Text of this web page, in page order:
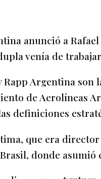
anunció a
venía de
Argentina son
de Aerolíneas
definiciones
que era
Brasil, donde